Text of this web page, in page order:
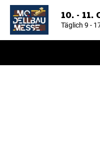
10. - 11.
Täglich 9 -